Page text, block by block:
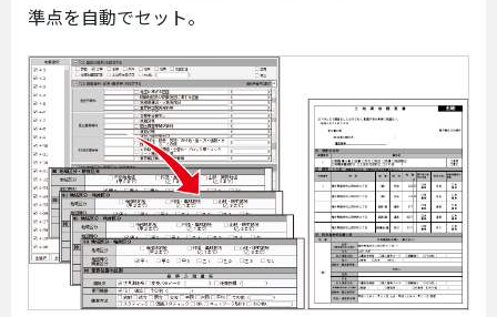
準点を自動でセット。